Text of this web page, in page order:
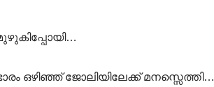
ഒഴിഞ്ഞ് ജോലിയിലേക്ക് മനസ്സെത്തി…